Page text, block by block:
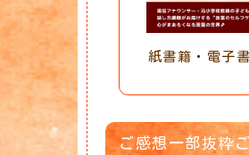
紙書籍・電子
ご感想一部抜粋